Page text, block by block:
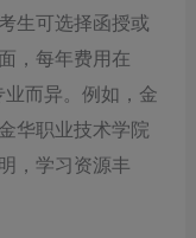
生可选择函授或
，每年费用在
而异。例如，金
华职业技术学院
，学习资源丰